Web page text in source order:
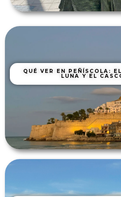
QUÉ VER EN PEÑÍSCOLA:
LUNA Y EL